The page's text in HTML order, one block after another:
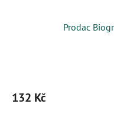
Prodac
132 Kč